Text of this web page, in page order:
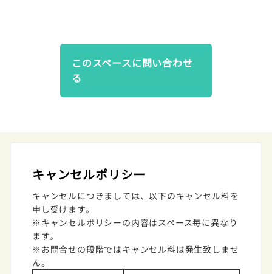
このスペースに問い合わせ
る
キャンセルポリシー
キャンセルにつきましては、以下のキャンセル料を
申し受けます。
※キャンセルポリシーの内容はスペース毎に異なり
ます。
※お問合せの段階ではキャンセル料は発生致しませ
ん。